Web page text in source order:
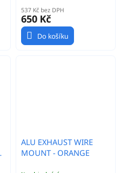
537 Kč bez DPH
650 Kč
Do košíku
ALU EXHAUST WIRE
MOUNT - ORANGE